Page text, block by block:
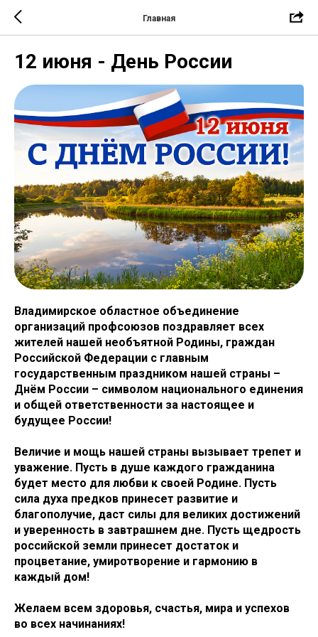
Главная
12 июня - День России
Владимирское областное объединение
организаций профсоюзов поздравляет всех
жителей нашей необъятной Родины, граждан
Российской Федерации с главным
государственным праздником нашей страны –
Днём России – символом национального единения
и общей ответственности за настоящее и
будущее России!
Величие и мощь нашей страны вызывает трепет и
уважение. Пусть в душе каждого гражданина
будет место для любви к своей Родине. Пусть
сила духа предков принесет развитие и
благополучие, даст силы для великих достижений
и уверенность в завтрашнем дне. Пусть щедрость
российской земли принесет достаток и
процветание, умиротворение и гармонию в
каждый дом!
Желаем всем здоровья, счастья, мира и успехов
во всех начинаниях!